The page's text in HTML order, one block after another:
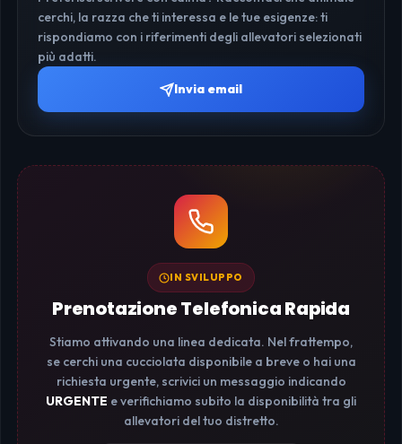
cerchi, la razza che ti interessa e le tue esigenze: ti
rispondiamo con i riferimenti degli allevatori selezionati
più adatti.
Invia email
IN SVILUPPO
Prenotazione Telefonica Rapida
Stiamo attivando una linea dedicata. Nel frattempo,
se cerchi una cucciolata disponibile a breve o hai una
richiesta urgente, scrivici un messaggio indicando
URGENTE e verifichiamo subito la disponibilità tra gli
allevatori del tuo distretto.